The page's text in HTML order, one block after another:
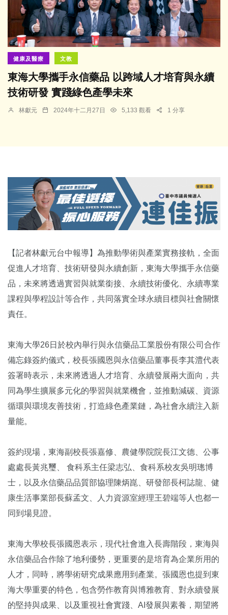
健康及醫療 文教
東海大學攜手永信藥品 以跨域人才培育與永續
技術研發 實踐綠色產學未來
林獻元 2024年十二月27日 5,133 觀看 1 分享
【記者林獻元台中報導】為推動學術與產業實務接軌，全面
促進人才培育、技術研發與永續創新，東海大學攜手永信藥
品，未來將透過實習與就業銜接、永續技術優化、永續專業
課程與學程設計等合作，共同落實全球永續目標與社會關懷
責任。
東海大學26日於校內舉行與永信藥品工業股份有限公司合作
備忘錄簽約儀式，校長張國恩與永信藥品董事長李其澧代表
簽署時表示，未來將透過人才培育、永續發展兩大面向，共
同為學生擴展多元化的學習與就業機會，並推動減碳、資源
循環與環境友善技術，打造綠色產業鏈，為社會永續注入新
量能。
簽約現場，東海副校長張嘉修、農健學院院長江文德、公事
處處長黃兆璽、 食科系主任梁志弘、食科系校友吳明璁博
士，以及永信藥品品質部協理陳炳崑、研發部長柯誌龍、健
康生活事業部長蘇孟文、人力資源室經理王碧端等人也都一
同到場見證。
東海大學校長張國恩表示，現代社會進入長壽階段，東海與
永信藥品合作除了地利優勢，更重要的是培育為企業所用的
人才，同時，將學術研究成果應用到產業。張國恩也提到東
海大學重要的特色，包含勞作教育與博雅教育、對永續發展
的堅持與成果、以及重視社會實踐、AI發展與素養，期望將